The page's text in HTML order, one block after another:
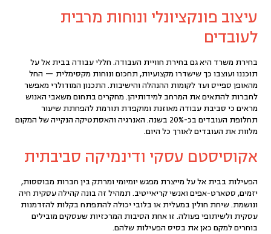
עיצוב פונקציונלי ונוחות מרבית
לעובדים
בחירת משרד היא גם בחירת חוויית העבודה. חללי עבודה בבית אל על
תוכננו ועוצבו כך שישדרו מקצועיות, תחכום ונוחות מקסימלית — החל
מהאופן ספייס ועד לקומות ההנהלה והישיבות. התכנון המודולרי מאפשר
לחברות להתאים את המרחב למידותיהן. מחקרים בתחום משאבי האנוש
מראים כי סביבת עבודה מאוזנת ומוקפדת תורמת להפחתת שיעור
תחלופת העובדים בכ-20% בשנה. האנרגיה והאסתטיקה הנקייה של המקום
מלוות את העובדים לאורך כל היום.
אקוסיסטם עסקי ודינמיקה סביבתית
הפעילות בבית אל על מייצרת מפגש יומיומי ומרתק בין חברות מבוססות,
יזמים, סטארט-אפים ואנשי קריאייטיב. תמהיל זה בונה קהילה עסקית חיה
ונושמת. שיחת חולין במעלית או בלובי יכולה להתפתח בקלות להזדמנות
עסקית ולשיתופי פעולה. זו אחת הסיבות המרכזיות שעסקים מובילים
בוחרים למקם כאן את בסיס הפעילות שלהם.